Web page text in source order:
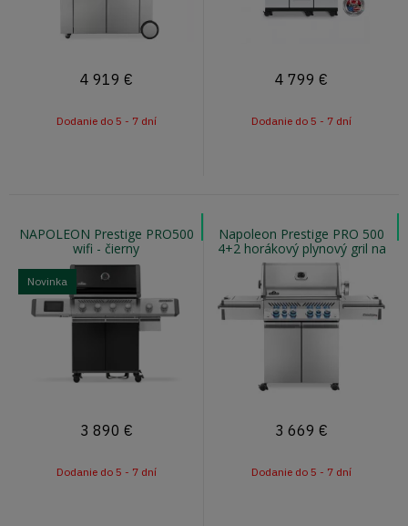
4 919 €
Dodanie do 5 - 7 dní
4 799 €
Dodanie do 5 - 7 dní
NAPOLEON Prestige PRO500
wifi - čierny
Novinka
3 890 €
Dodanie do 5 - 7 dní
Napoleon Prestige PRO 500
4+2 horákový plynový gril na
zemný plyn s infra horákom
3 669 €
Dodanie do 5 - 7 dní